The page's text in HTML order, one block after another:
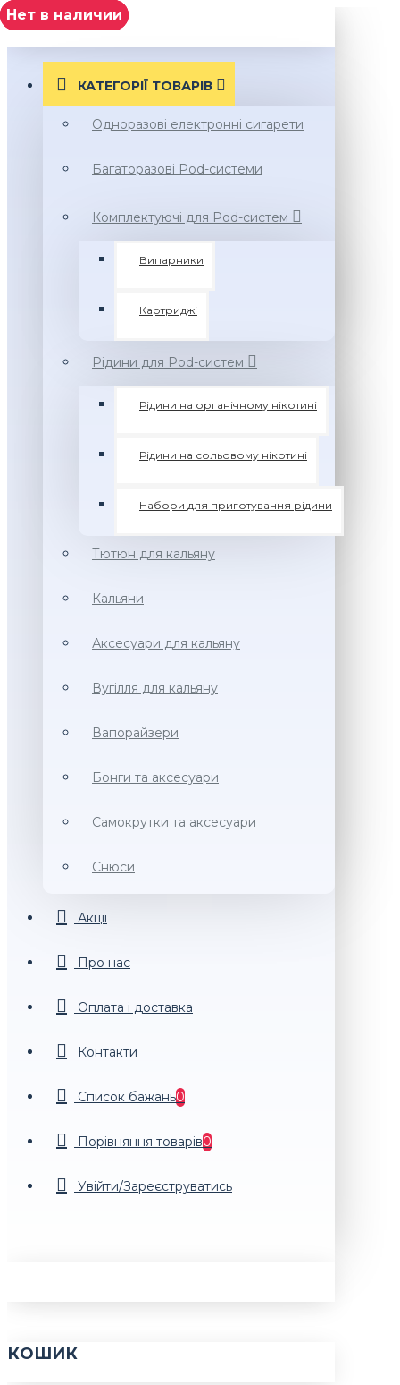
МЕНЮ
КАТЕГОРІЇ ТОВАРIВ
Одноразові електронні сигарети
Багаторазові Pod-системи
Комплектуючі для Pod-систем
Випарники
Картриджі
Рідини для Pod-систем
Рідини на органічному нікотині
Рідини на сольовому нікотині
Набори для приготування рідини
Тютюн для кальяну
Кальяни
Аксесуари для кальяну
Вугілля для кальяну
Вапорайзери
Бонги та аксесуари
Самокрутки та аксесуари
Снюси
Акції
Про нас
Оплата і доставка
Контакти
Список бажань0
Порiвняння товарiв0
Увійти/Зареєструватись
КОШИК
Нет в наличии
Нет в наличии
Нет в наличии
Нет в наличии